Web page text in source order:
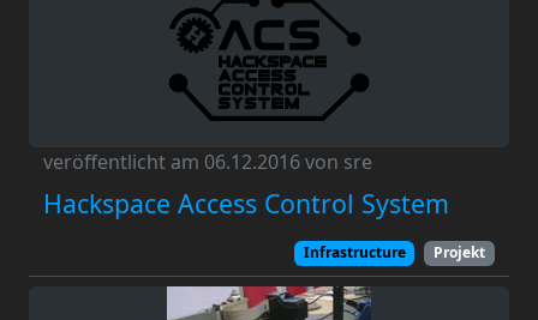
veröffentlicht am 06.12.2016 von sre
Hackspace Access Control System
Infrastructure Projekt